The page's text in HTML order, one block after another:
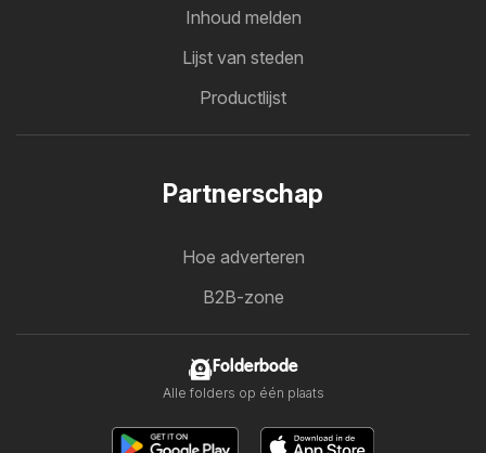
Inhoud melden
Lijst van steden
Productlijst
Partnerschap
Hoe adverteren
B2B-zone
Folderbode
Alle folders op één plaats